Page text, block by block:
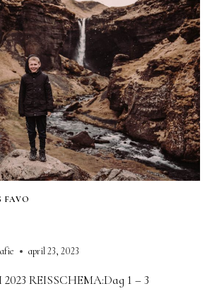
FAVO
april 23, 2023
REISSCHEMA:Dag 1 – 3